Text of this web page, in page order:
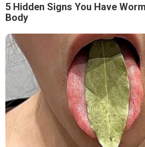
5 Hidden Signs You Have
Body